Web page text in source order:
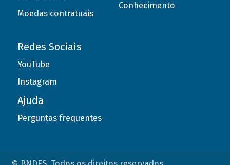
Moedas contratuais
Conhecimento
Redes Sociais
YouTube
Instagram
Ajuda
Perguntas frequentes